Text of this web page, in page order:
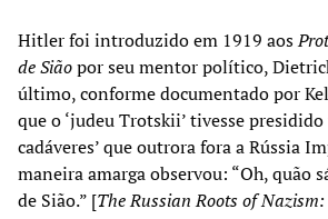
Hitler foi introduzido em 1919 aos
de Siãopor seu mentor político,
último, conforme documentado por
que o ‘judeu Trotskii’ tivesse presidido
cadáveres’ que outrora fora a Rússia
maneira amarga observou: “Oh, quão
de Sião.” [The Russian Roots of